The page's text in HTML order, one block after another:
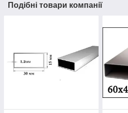
Подібні товари компанії